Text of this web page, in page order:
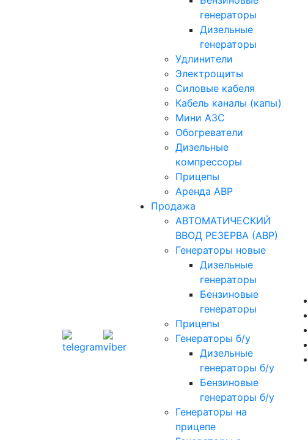
генераторы
Дизельные
генераторы
Удлинители
Электрощиты
Силовые кабеля
Кабель каналы (капы)
Мини АЗС
Обогреватели
Дизельные
компрессоры
Прицепы
Аренда АВР
Продажа
АВТОМАТИЧЕСКИЙ
ВВОД РЕЗЕРВА (АВР)
Генераторы новые
Дизельные
генераторы
Бензиновые
генераторы
Прицепы
Генераторы б/у
Дизельные
генераторы б/у
Бензиновые
генераторы б/у
Генераторы на
прицепе